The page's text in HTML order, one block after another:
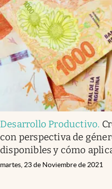
Desarrollo Productivo.
con perspectiva de
disponibles y cómo
martes, 23 de Noviembre de 2021